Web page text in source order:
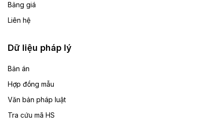
Bảng giá
Liên hệ
Dữ liệu pháp lý
Bản án
Hợp đồng mẫu
Văn bản pháp luật
Tra cứu mã HS